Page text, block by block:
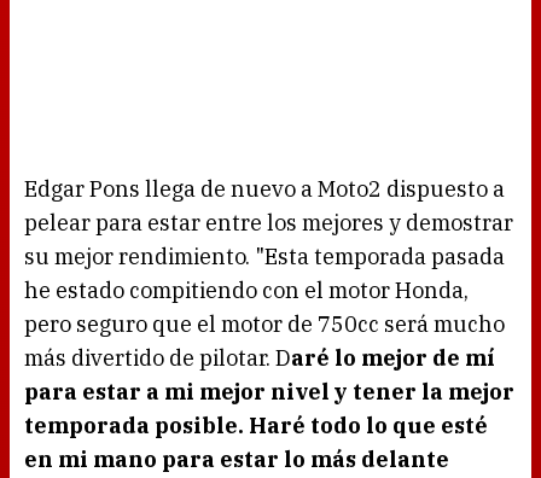
Edgar Pons llega de nuevo a Moto2 dispuesto a
pelear para estar entre los mejores y demostrar
su mejor rendimiento. "Esta temporada pasada
he estado compitiendo con el motor Honda,
pero seguro que el motor de 750cc será mucho
más divertido de pilotar. Daré lo mejor de mí
para estar a mi mejor nivel y tener la mejor
temporada posible. Haré todo lo que esté
en mi mano para estar lo más delante